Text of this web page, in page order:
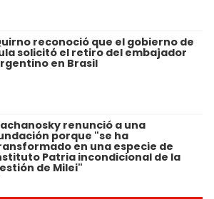
reconoció que el gobierno de
solicitó el retiro del embajador
en Brasil
renunció a una
porque "se ha
en una especie de
Patria incondicional de la
de Milei"